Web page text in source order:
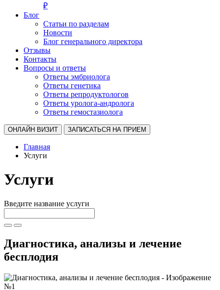
₽
Блог
Статьи по разделам
Новости
Блог генерального директора
Отзывы
Контакты
Вопросы и ответы
Ответы эмбриолога
Ответы генетика
Ответы репродуктологов
Ответы уролога-андролога
Ответы гемостазиолога
ОНЛАЙН ВИЗИТ ЗАПИСАТЬСЯ НА ПРИЕМ
Главная
Услуги
Услуги
Введите название услуги
Диагностика, анализы и лечение
бесплодия